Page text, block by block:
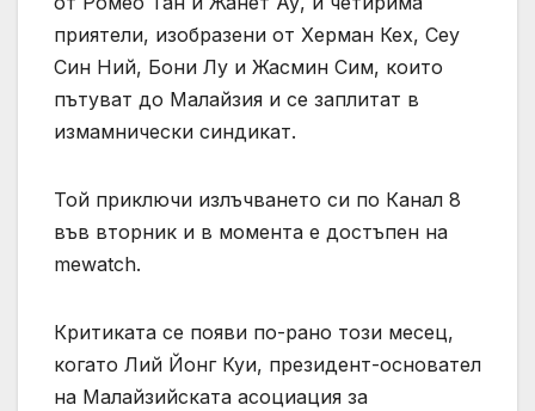
приятели, изобразени от Херман Кех, Сеу
Син Ний, Бони Лу и Жасмин Сим, които
пътуват до Малайзия и се заплитат в
измамнически синдикат.
Той приключи излъчването си по Канал 8
във вторник и в момента е достъпен на
mewatch.
Критиката се появи по-рано този месец,
когато Лий Йонг Куи, президент-основател
на Малайзийската асоциация за